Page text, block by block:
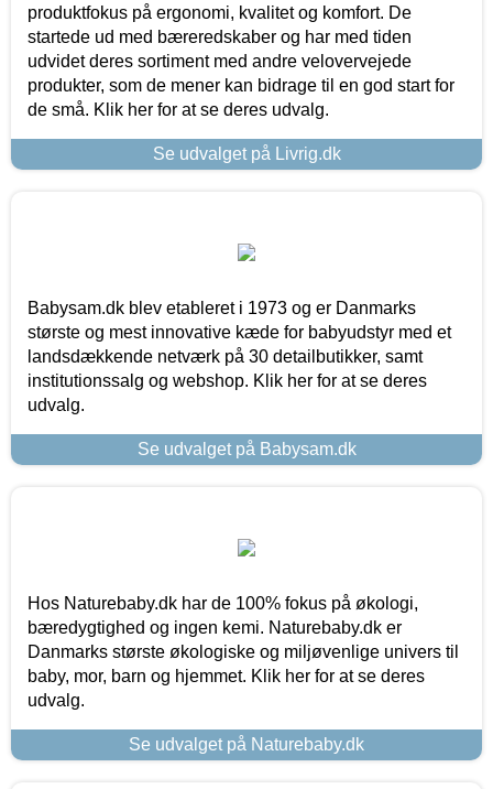
produktfokus på ergonomi, kvalitet og komfort. De
startede ud med bæreredskaber og har med tiden
udvidet deres sortiment med andre velovervejede
produkter, som de mener kan bidrage til en god start for
de små. Klik her for at se deres udvalg.
Se udvalget på Livrig.dk
Babysam.dk blev etableret i 1973 og er Danmarks
største og mest innovative kæde for babyudstyr med et
landsdækkende netværk på 30 detailbutikker, samt
institutionssalg og webshop. Klik her for at se deres
udvalg.
Se udvalget på Babysam.dk
Hos Naturebaby.dk har de 100% fokus på økologi,
bæredygtighed og ingen kemi. Naturebaby.dk er
Danmarks største økologiske og miljøvenlige univers til
baby, mor, barn og hjemmet. Klik her for at se deres
udvalg.
Se udvalget på Naturebaby.dk